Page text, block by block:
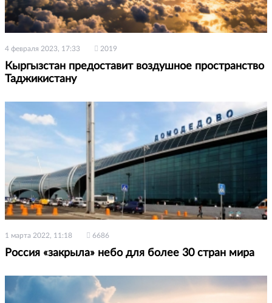
4 февраля 2023, 17:33 2019
Кыргызстан предоставит воздушное пространство
Таджикистану
1 марта 2022, 11:18 6686
Россия «закрыла» небо для более 30 стран мира